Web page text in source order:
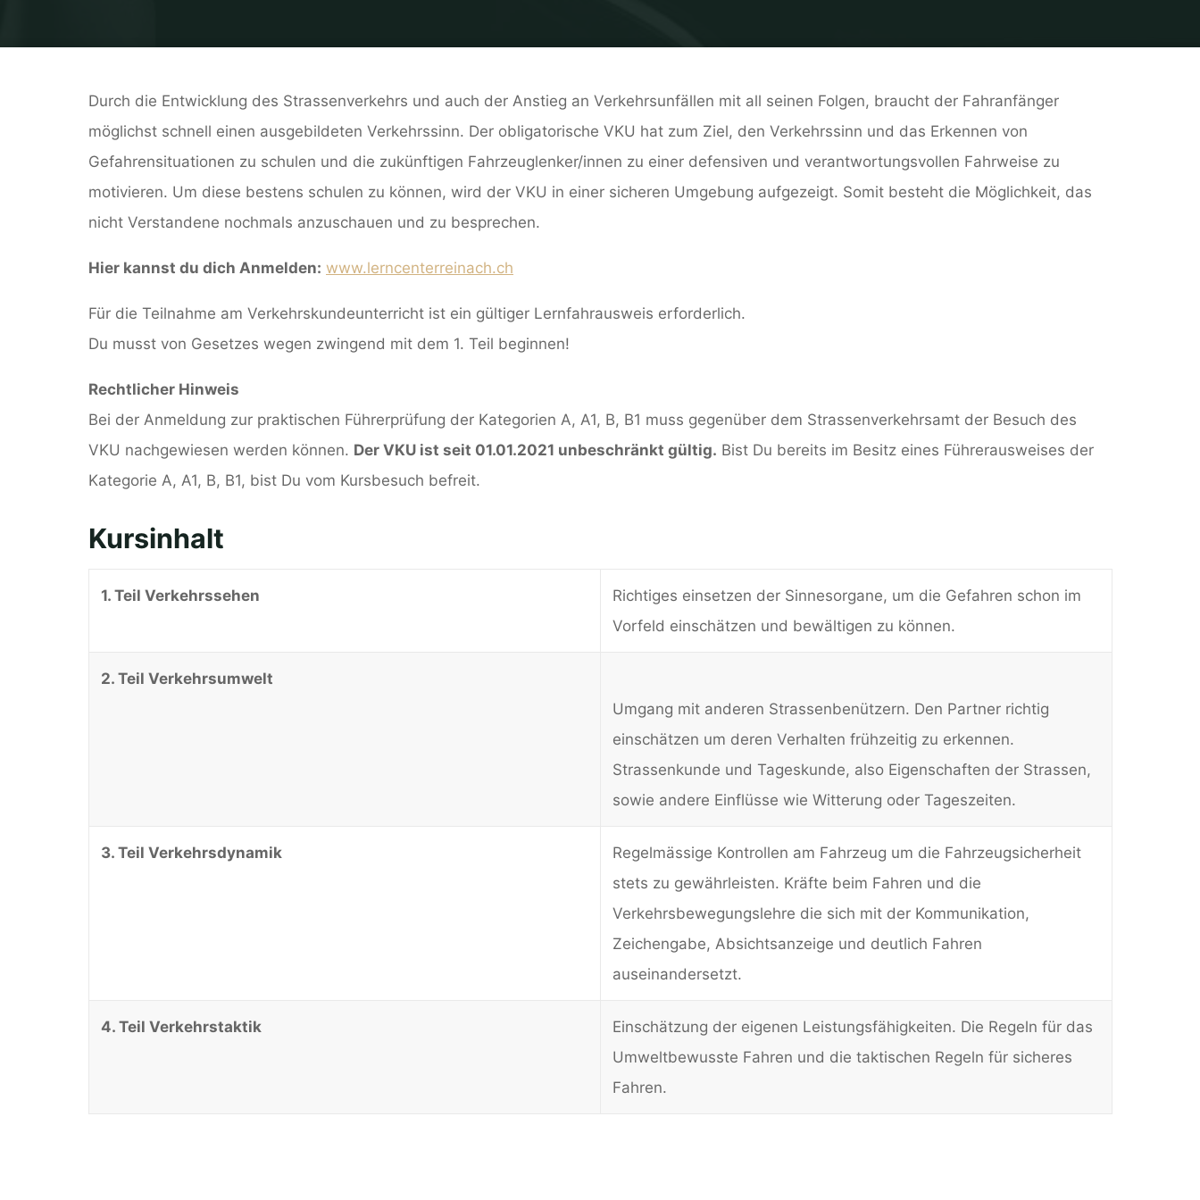
Durch die Entwicklung des Strassenverkehrs und auch der Anstieg an Verkehrsunfällen mit all seinen Folgen, braucht der Fahranfänger
möglichst schnell einen ausgebildeten Verkehrssinn. Der obligatorische VKU hat zum Ziel, den Verkehrssinn und das Erkennen von
Gefahrensituationen zu schulen und die zukünftigen Fahrzeuglenker/innen zu einer defensiven und verantwortungsvollen Fahrweise zu
motivieren. Um diese bestens schulen zu können, wird der VKU in einer sicheren Umgebung aufgezeigt. Somit besteht die Möglichkeit, das
nicht Verstandene nochmals anzuschauen und zu besprechen.
Hier kannst du dich Anmelden: www.lerncenterreinach.ch
Für die Teilnahme am Verkehrskundeunterricht ist ein gültiger Lernfahrausweis erforderlich.
Du musst von Gesetzes wegen zwingend mit dem 1. Teil beginnen!
Rechtlicher Hinweis
Bei der Anmeldung zur praktischen Führerprüfung der Kategorien A, A1, B, B1 muss gegenüber dem Strassenverkehrsamt der Besuch des
VKU nachgewiesen werden können. Der VKU ist seit 01.01.2021 unbeschränkt gültig. Bist Du bereits im Besitz eines Führerausweises der
Kategorie A, A1, B, B1, bist Du vom Kursbesuch befreit.
Kursinhalt
1. Teil Verkehrssehen
Richtiges einsetzen der Sinnesorgane, um die Gefahren schon im
Vorfeld einschätzen und bewältigen zu können.
2. Teil Verkehrsumwelt
Umgang mit anderen Strassenbenützern. Den Partner richtig
einschätzen um deren Verhalten frühzeitig zu erkennen.
Strassenkunde und Tageskunde, also Eigenschaften der Strassen,
sowie andere Einflüsse wie Witterung oder Tageszeiten.
3. Teil Verkehrsdynamik
Regelmässige Kontrollen am Fahrzeug um die Fahrzeugsicherheit
stets zu gewährleisten. Kräfte beim Fahren und die
Verkehrsbewegungslehre die sich mit der Kommunikation,
Zeichengabe, Absichtsanzeige und deutlich Fahren
auseinandersetzt.
4. Teil Verkehrstaktik
Einschätzung der eigenen Leistungsfähigkeiten. Die Regeln für das
Umweltbewusste Fahren und die taktischen Regeln für sicheres
Fahren.